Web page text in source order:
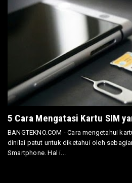
5 Cara Mengatasi Kartu SIM
BANGTEKNO.COM - Cara mengetahui
dinilai patut untuk diketahui oleh
Smartphone. Hal i...